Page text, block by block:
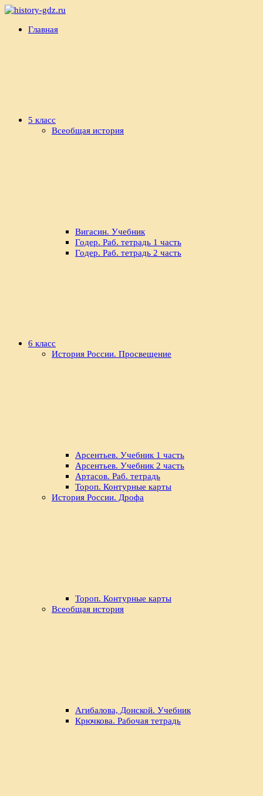
Перейти
содержимому
history-
ГотовыеГлавная
5 класс
Всеобщая история
Вигасин. Учебник
Годер. Раб. тетрадь 1 часть
Годер. Раб. тетрадь 2 часть
6 класс
История России. Просвещение
Арсентьев. Учебник 1 часть
Арсентьев. Учебник 2 часть
Артасов. Раб. тетрадь
Тороп. Контурные карты
История России. Дрофа
Тороп. Контурные карты
Всеобщая история
Агибалова, Донской. Учебник
Крючкова. Рабочая тетрадь